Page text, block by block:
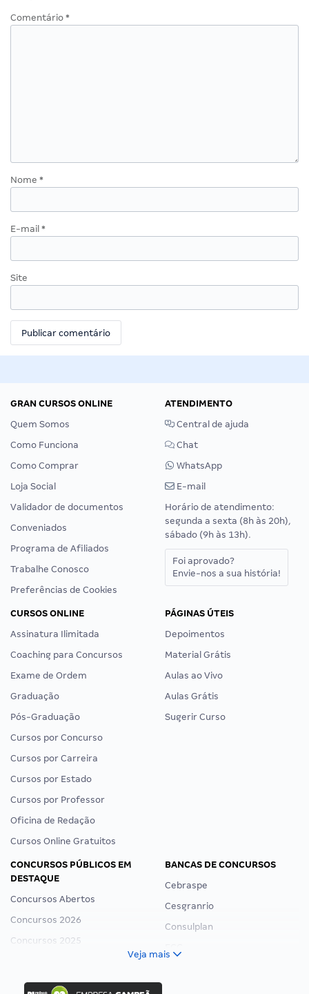
Comentário *
Nome *
E-mail *
Site
GRAN CURSOS ONLINE
Quem Somos
Como Funciona
Como Comprar
Loja Social
Validador de documentos
Conveniados
Programa de Afiliados
Trabalhe Conosco
Preferências de Cookies
ATENDIMENTO
Central de ajuda
Chat
WhatsApp
E-mail
Horário de atendimento:
segunda a sexta (8h às 20h),
sábado (9h às 13h).
Foi aprovado?
Envie-nos a sua história!
CURSOS ONLINE
Assinatura Ilimitada
Coaching para Concursos
Exame de Ordem
Graduação
Pós-Graduação
Cursos por Concurso
Cursos por Carreira
Cursos por Estado
Cursos por Professor
Oficina de Redação
Cursos Online Gratuitos
PÁGINAS ÚTEIS
Depoimentos
Material Grátis
Aulas ao Vivo
Aulas Grátis
Sugerir Curso
CONCURSOS PÚBLICOS EM
DESTAQUE
Concursos Abertos
Concursos 2026
Concursos 2025
Concurso Ibama
BANCAS DE CONCURSOS
Cebraspe
Cesgranrio
Consulplan
Veja mais